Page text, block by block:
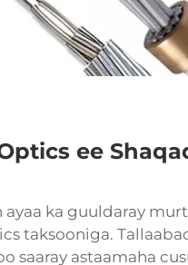
ee
ka guuldaray
taksooniga.
saaray astaamaha